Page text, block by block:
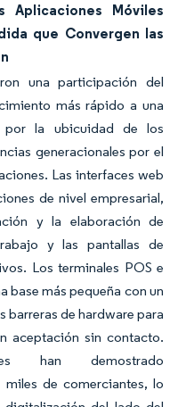
Aplicaciones Móviles
que Convergen las
una participación del
más rápido a una
por la ubicuidad de los
generacionales por el
Las interfaces web
de nivel empresarial,
y la elaboración de
y las pantallas de
Los terminales POS e
base más pequeña con un
barreras de hardware para
aceptación sin contacto.
han demostrado
de comerciantes, lo